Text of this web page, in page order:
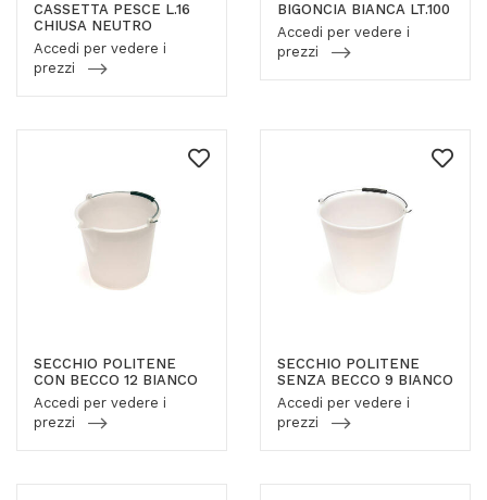
CASSETTA PESCE L.16
CHIUSA NEUTRO
Accedi per vedere i
prezzi
BIGONCIA BIANCA LT.100
Accedi per vedere i
prezzi
SECCHIO POLITENE
CON BECCO 12 BIANCO
Accedi per vedere i
prezzi
SECCHIO POLITENE
SENZA BECCO 9 BIANCO
Accedi per vedere i
prezzi